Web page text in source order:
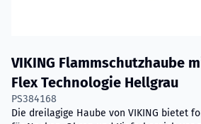
VIKING Flammschutzhaube
Flex Technologie Hellgrau
PS384168
Die dreilagige Haube von VIKING bietet